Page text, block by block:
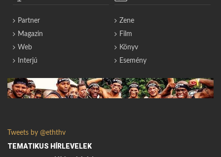
Partner
Magazin
Web
Interjú
Zene
Film
Könyv
Esemény
Tweets by @eththv
TEMATIKUS HÍRLEVELEK